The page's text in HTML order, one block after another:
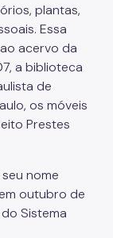
plantas,
Essa
acervo da
a biblioteca
de
os móveis
Prestes
nome
outubro de
Sistema